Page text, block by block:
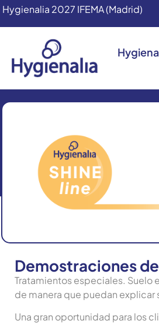
Hygienalia 2027 IFEMA (Madrid)
Demostraciones
Tratamientos especiales. Suelo
de manera que puedan explicar
Una gran oportunidad para los